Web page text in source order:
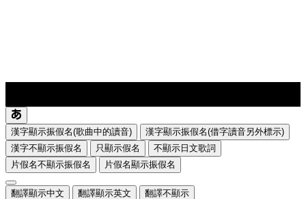
漢字顯示振假名(歌曲中的讀音)
漢字顯示振假名(借字讀音另外標示)
漢字不顯示振假名
只顯示假名
不顯示日文歌詞
片假名不顯示振假名
片假名顯示振假名
翻譯顯示中文 翻譯顯示英文 翻譯不顯示